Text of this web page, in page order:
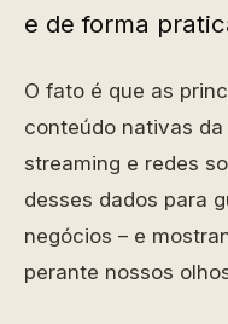
e de forma
O fato é que as
conteúdo nativas
streaming e redes
desses dados para
negócios – e
perante nossos